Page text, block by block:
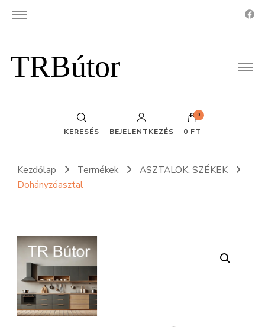
TRBútor
KERESÉS BEJELENTKEZÉS
0
0 FT
Kezdőlap Termékek
ASZTALOK, SZÉKEK
Dohányzóasztal